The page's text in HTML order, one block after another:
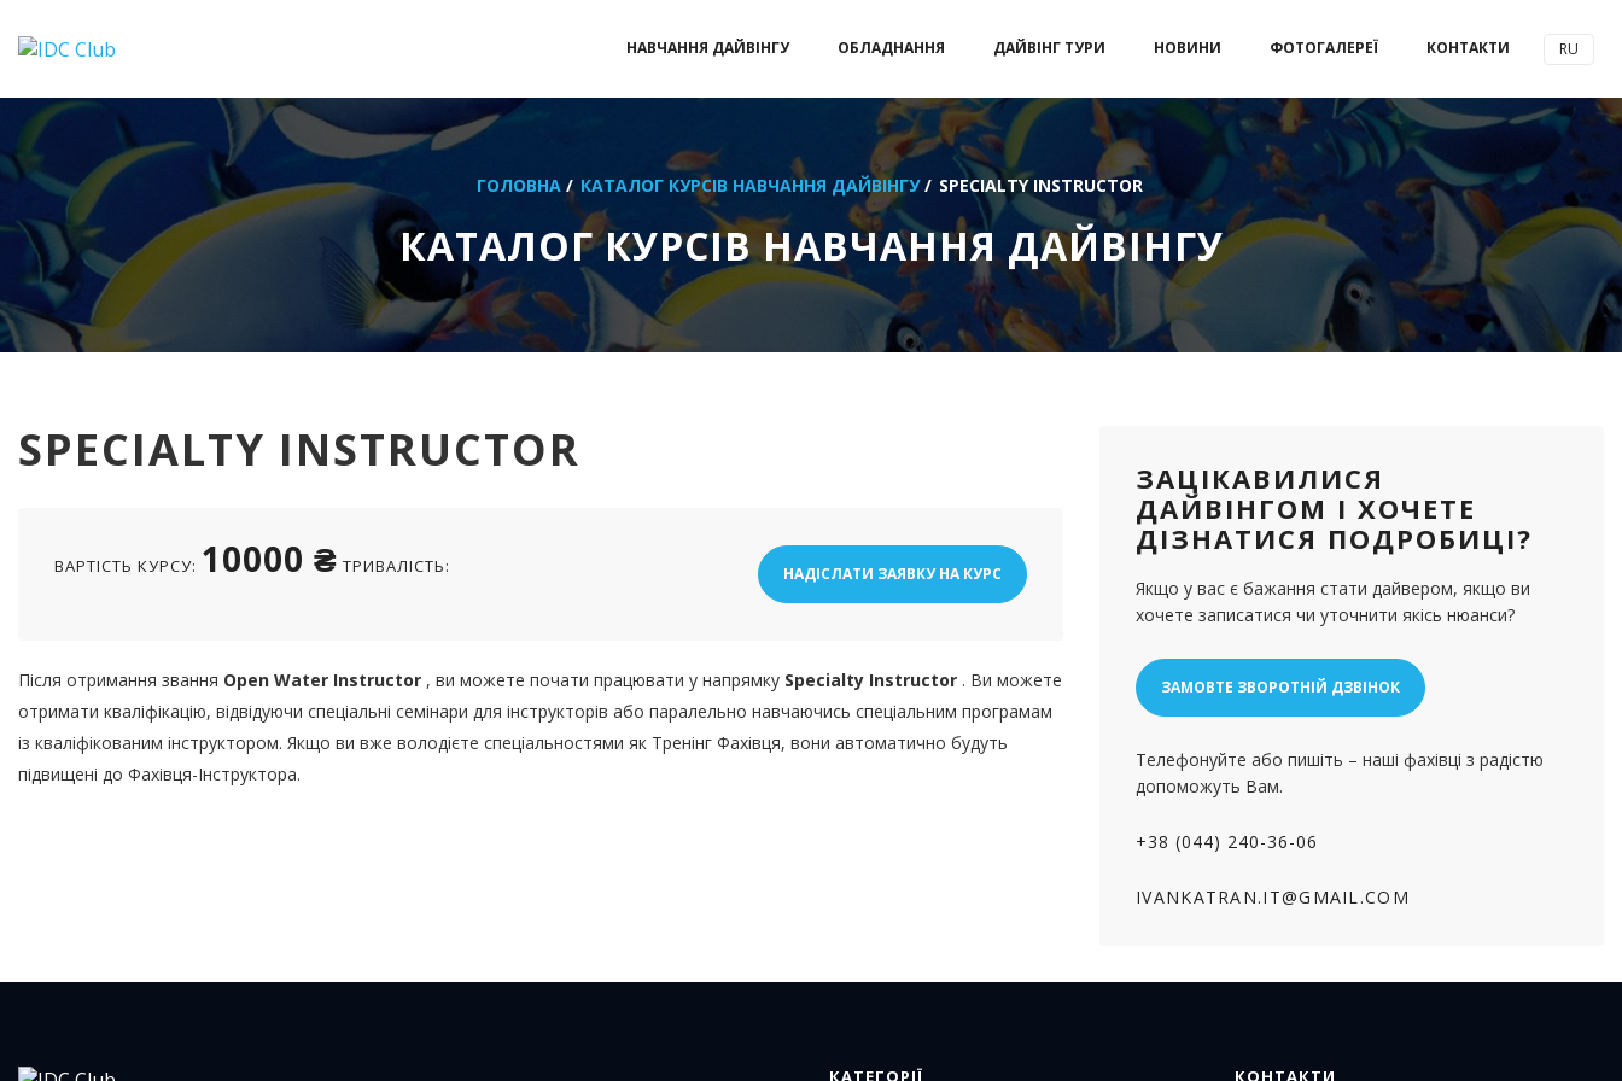
НАВЧАННЯ ДАЙВІНГУ ОБЛАДНАННЯ ДАЙВІНГ ТУРИ НОВИНИ ФОТОГАЛЕРЕЇ КОНТАКТИ RU
ГОЛОВНА / КАТАЛОГ КУРСІВ НАВЧАННЯ ДАЙВІНГУ/ SPECIALTY INSTRUCTOR
КАТАЛОГ КУРСІВ НАВЧАННЯ ДАЙВІНГУ
SPECIALTY INSTRUCTOR
ВАРТІСТЬ КУРСУ: 10000 ₴ ТРИВАЛІСТЬ: НАДІСЛАТИ ЗАЯВКУ НА КУРС
Після отримання звання Open Water Instructor , ви можете почати працювати у напрямку Specialty Instructor . Ви можете
отримати кваліфікацію, відвідуючи спеціальні семінари для інструкторів або паралельно навчаючись спеціальним програмам
із кваліфікованим інструктором. Якщо ви вже володієте спеціальностями як Тренінг Фахівця, вони автоматично будуть
підвищені до Фахівця-Інструктора.
ЗАЦІКАВИЛИСЯ
ДАЙВІНГОМ І ХОЧЕТЕ
ДІЗНАТИСЯ ПОДРОБИЦІ?
Якщо у вас є бажання стати дайвером, якщо ви
хочете записатися чи уточнити якісь нюанси?
ЗАМОВТЕ ЗВОРОТНІЙ ДЗВІНОК
Телефонуйте або пишіть – наші фахівці з радістю
допоможуть Вам.
+38 (044) 240-36-06
IVANKATRAN.IT@GMAIL.COM
КАТЕГОРІЇ КОНТАКТИ